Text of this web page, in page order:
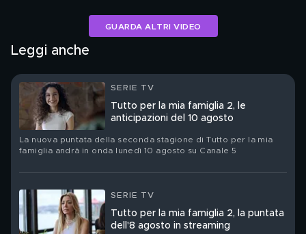
GUARDA ALTRI VIDEO
Leggi anche
SERIE TV
Tutto per la mia famiglia 2, le
anticipazioni del 10 agosto
La nuova puntata della seconda stagione di Tutto per la mia
famiglia andrà in onda lunedì 10 agosto su Canale 5
SERIE TV
Tutto per la mia famiglia 2, la puntata
dell'8 agosto in streaming